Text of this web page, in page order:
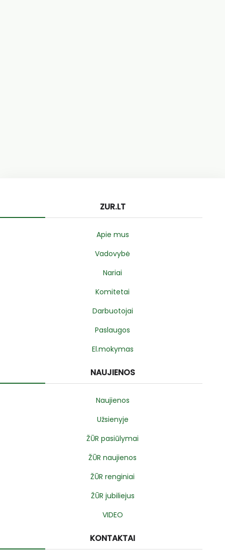
ZUR.LT
Apie mus
Vadovybė
Nariai
Komitetai
Darbuotojai
Paslaugos
El.mokymas
NAUJIENOS
Naujienos
Užsienyje
ŽŪR pasiūlymai
ŽŪR naujienos
ŽŪR renginiai
ŽŪR jubiliejus
VIDEO
KONTAKTAI